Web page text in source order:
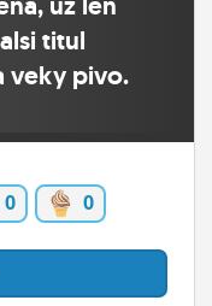
titul
veky pivo.
0 0